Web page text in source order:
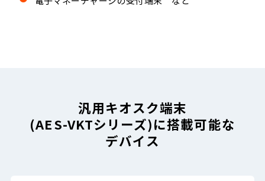
汎用キオスク端末
(AES-VKTシリーズ)に搭載可能な
デバイス